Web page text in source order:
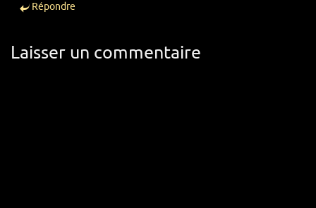
Répondre
Laisser un commentaire